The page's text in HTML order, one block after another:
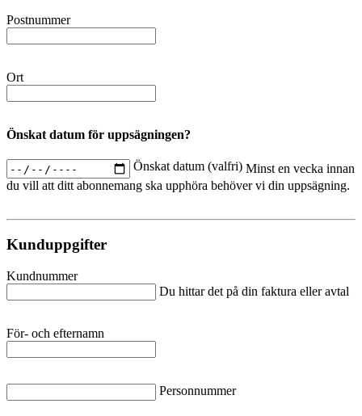
Postnummer
Ort
Önskat datum för uppsägningen?
Önskat datum (valfri) Minst en vecka innan
du vill att ditt abonnemang ska upphöra behöver vi din uppsägning.
Kunduppgifter
Kundnummer
Du hittar det på din faktura eller avtal
För- och efternamn
Personnummer